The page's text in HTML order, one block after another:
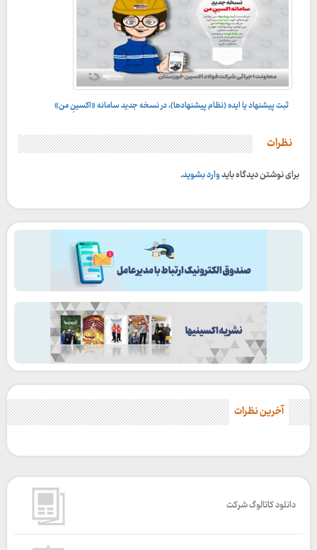
ثبت پیشنهاد یا ایده (نظام پیشنهادها)، در نسخه جدید سامانه «اکسینِ من»
نظرات
برای نوشتن دیدگاه بایدوارد بشوید.
آخرین نظرات
دانلود کاتالوگ شرکت